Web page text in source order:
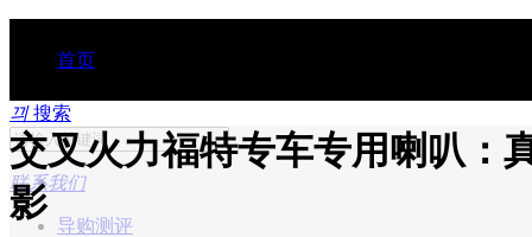
首页
行业动态
导购测评
끠 搜索
联系我们
交叉火力福特专车专用喇叭：
影